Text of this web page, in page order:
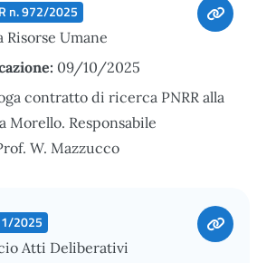
n. 972/2025
Risorse Umane
09/10/2025
contratto di ricerca PNRR alla
Morello. Responsabile
W. Mazzucco
2025
Atti Deliberativi